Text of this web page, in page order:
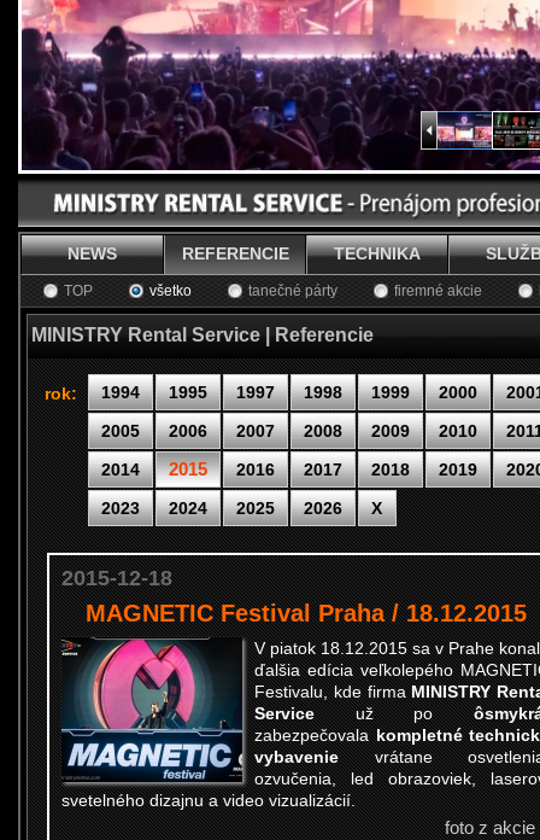
NEWS REFERENCIE TECHNIKA
TOP všetko tanečné párty firemné akcie
MINISTRY Rental Service | Referencie
rok: 1994 1995 1997 1998 1999 2000
2005
2006 2007 2008 2009 2010
2014
2015 2016 2017 2018 2019
2023
2024 2025 2026 X
2015-12-18
MAGNETIC Festival Praha / 18.12.2015
V piatok 18.12.2015 sa v Prahe
ďalšia edícia veľkolepého
Festivalu, kde firmaMINISTRY
Serviceuž po
zabezpečovalakompletné
vybavenievrátane
ozvučenia, led obrazoviek,
svetelného dizajnu a video vizualizácií.
foto z akcie